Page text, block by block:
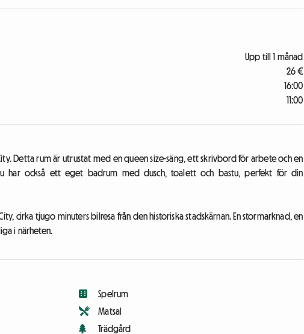
Upp till 1 månad
26 €
16:00
11:00
Detta rum är utrustat med en queen size-säng, ett skrivbord för arbete och en
har också ett eget badrum med dusch, toalett och bastu, perfekt för din
cirka tjugo minuters bilresa från den historiska stadskärnan. En stormarknad, en
i närheten.
Spelrum
Matsal
Trädgård